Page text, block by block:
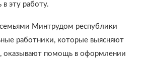
эту работу.
Минтрудом республики
работники, которые выясняют
оказывают помощь в оформлении